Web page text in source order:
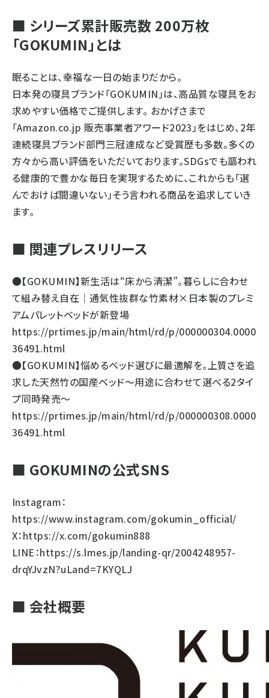
■ シリーズ累計販売数 200万枚
「GOKUMIN」とは
眠ることは、幸福な一日の始まりだから。
日本発の寝具ブランド「GOKUMIN」は、高品質な寝具をお
求めやすい価格でご提供します。 おかげさまで
「Amazon.co.jp 販売事業者アワード2023」をはじめ、2年
連続寝具ブランド部門三冠達成など受賞歴も多数。多くの
方々から高い評価をいただいております。SDGsでも謳われ
る健康的で豊かな毎日を実現するために、これからも「選
んでおけば間違いない」そう言われる商品を追求していき
ます。
■ 関連プレスリリース
●【GOKUMIN】新生活は“床から清潔”。暮らしに合わせ
て組み替え自在｜通気性抜群な竹素材×日本製のプレミ
アムパレットベッドが新登場
https://prtimes.jp/main/html/rd/p/000000304.0000
36491.html
●【GOKUMIN】悩めるベッド選びに最適解を。上質さを追
求した天然竹の国産ベッド～用途に合わせて選べる2タイ
プ同時発売～
https://prtimes.jp/main/html/rd/p/000000308.0000
36491.html
■ GOKUMINの公式SNS
Instagram：
https://www.instagram.com/gokumin_official/
X：https://x.com/gokumin888
LINE：https://s.lmes.jp/landing-qr/2004248957-
drqYJvzN?uLand=7KYQLJ
■ 会社概要